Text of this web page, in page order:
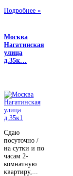
Подробнее »
Москва
Нагатинская
улица
д.35к…
Сдаю
посуточно /
на сутки и по
часам 2-
комнатную
квартиру,...